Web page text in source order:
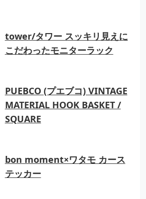
tower/タワー スッキリ見えに
こだわったモニターラック
PUEBCO (プエブコ) VINTAGE
MATERIAL HOOK BASKET /
SQUARE
bon moment×ワタモ カース
テッカー